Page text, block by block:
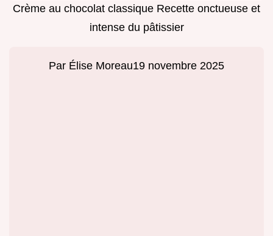
Crème au chocolat classique Recette onctueuse et
intense du pâtissier
Par Élise Moreau19 novembre 2025